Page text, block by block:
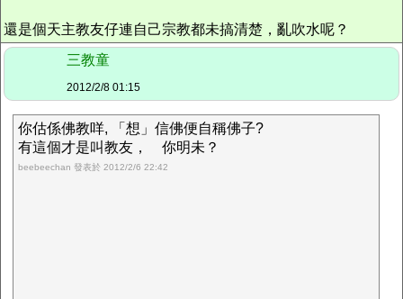
還是個天主教友仔連自己宗教都未搞清楚，亂吹水呢？
三教童
2012/2/8 01:15
你估係佛教咩, 「想」信佛便自稱佛子?
有這個才是叫教友， 你明未？
beebeechan 發表於 2012/2/6 22:42